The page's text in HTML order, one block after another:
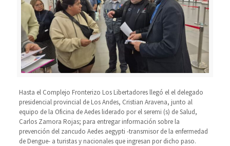
Hasta el Complejo Fronterizo Los Libertadores llegó el el delegado
presidencial provincial de Los Andes, Cristian Aravena, junto al
equipo de la Oficina de Aedes liderado por el seremi (s) de Salud,
Carlos Zamora Rojas; para entregar información sobre la
prevención del zancudo Aedes aegypti -transmisor de la enfermedad
de Dengue- a turistas y nacionales que ingresan por dicho paso.